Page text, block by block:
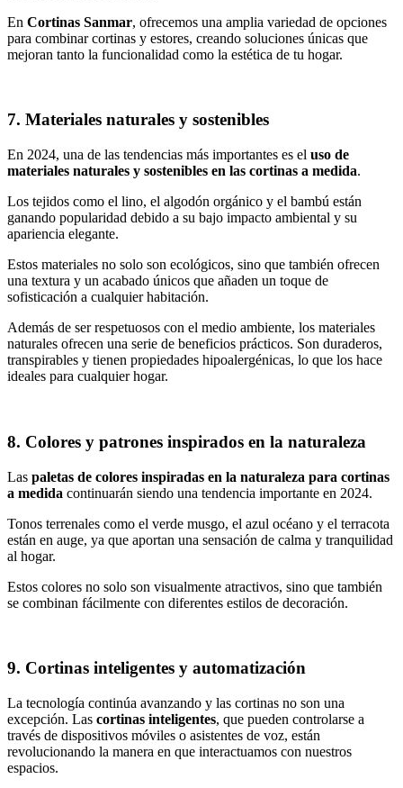
En Cortinas Sanmar, ofrecemos una amplia variedad de opciones
para combinar cortinas y estores, creando soluciones únicas que
mejoran tanto la funcionalidad como la estética de tu hogar.
7. Materiales naturales y sostenibles
En 2024, una de las tendencias más importantes es el uso de
materiales naturales y sostenibles en las cortinas a medida.
Los tejidos como el lino, el algodón orgánico y el bambú están
ganando popularidad debido a su bajo impacto ambiental y su
apariencia elegante.
Estos materiales no solo son ecológicos, sino que también ofrecen
una textura y un acabado únicos que añaden un toque de
sofisticación a cualquier habitación.
Además de ser respetuosos con el medio ambiente, los materiales
naturales ofrecen una serie de beneficios prácticos. Son duraderos,
transpirables y tienen propiedades hipoalergénicas, lo que los hace
ideales para cualquier hogar.
8. Colores y patrones inspirados en la naturaleza
Las paletas de colores inspiradas en la naturaleza para cortinas
a medida continuarán siendo una tendencia importante en 2024.
Tonos terrenales como el verde musgo, el azul océano y el terracota
están en auge, ya que aportan una sensación de calma y tranquilidad
al hogar.
Estos colores no solo son visualmente atractivos, sino que también
se combinan fácilmente con diferentes estilos de decoración.
9. Cortinas inteligentes y automatización
La tecnología continúa avanzando y las cortinas no son una
excepción. Las cortinas inteligentes, que pueden controlarse a
través de dispositivos móviles o asistentes de voz, están
revolucionando la manera en que interactuamos con nuestros
espacios.